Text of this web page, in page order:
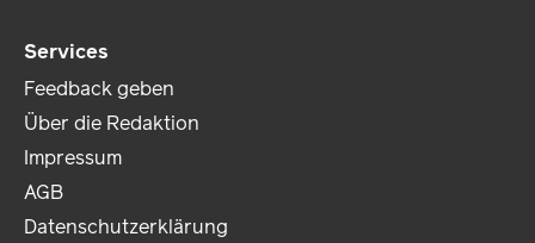
Services
Feedback geben
Über die Redaktion
Impressum
AGB
Datenschutzerklärung